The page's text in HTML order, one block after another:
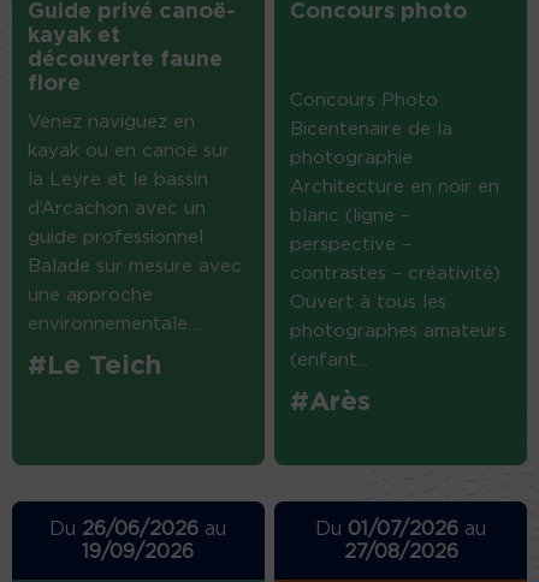
Guide privé canoë-
kayak et
découverte faune
flore
Venez naviguez en
kayak ou en canoë sur
la Leyre et le bassin
d’Arcachon avec un
guide professionnel.
Balade sur mesure avec
une approche
environnementale....
#Le Teich
Concours photo
Concours Photo
Bicentenaire de la
photographie
Architecture en noir en
blanc (ligne –
perspective –
contrastes – créativité)
Ouvert à tous les
photographes amateurs
(enfant...
#Arès
Du 26/06/2026 au
19/09/2026
Du 01/07/2026 au
27/08/2026